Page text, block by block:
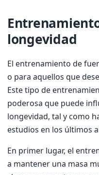
longevidad
El entrenamiento de
o para aquellos que
Este tipo de
poderosa que puede
longevidad, tal y como
estudios en los últimos
En primer lugar, el
a mantener una masa